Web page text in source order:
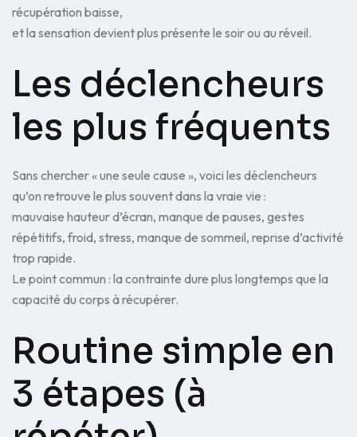
récupération baisse,
et la sensation devient plus présente le soir ou au réveil.
Les déclencheurs
les plus fréquents
Sans chercher « une seule cause », voici les déclencheurs
qu’on retrouve le plus souvent dans la vraie vie :
mauvaise hauteur d’écran, manque de pauses, gestes
répétitifs, froid, stress, manque de sommeil, reprise d’activité
trop rapide.
Le point commun : la contrainte dure plus longtemps que la
capacité du corps à récupérer.
Routine simple en
3 étapes (à